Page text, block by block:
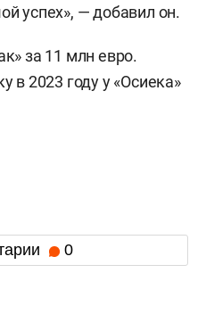
успех», — добавил он.
за 11 млн евро.
в 2023 году у «Осиека»
0